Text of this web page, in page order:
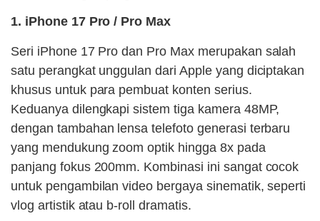
1. iPhone 17 Pro / Pro Max
Seri iPhone 17 Pro dan Pro Max merupakan salah
satu perangkat unggulan dari Apple yang diciptakan
khusus untuk para pembuat konten serius.
Keduanya dilengkapi sistem tiga kamera 48MP,
dengan tambahan lensa telefoto generasi terbaru
yang mendukung zoom optik hingga 8x pada
panjang fokus 200mm. Kombinasi ini sangat cocok
untuk pengambilan video bergaya sinematik, seperti
vlog artistik atau b-roll dramatis.